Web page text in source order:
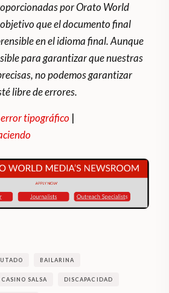
por Orato World
que el documento final
en el idioma final. Aunque
para garantizar que nuestras
no podemos garantizar
libre de errores.
tipográfico |
BAILARINA
CASINO SALSA DISCAPACIDAD